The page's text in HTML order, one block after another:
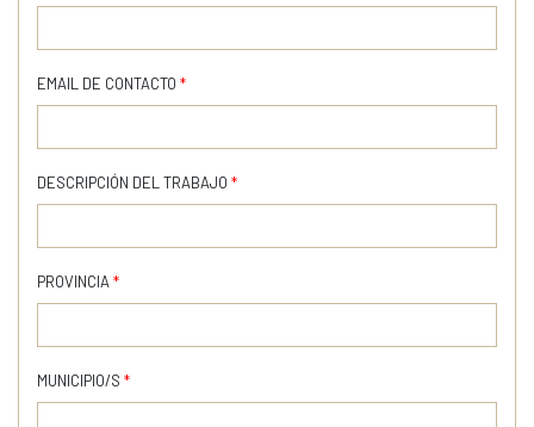
EMAIL DE CONTACTO *
DESCRIPCIÓN DEL TRABAJO *
PROVINCIA *
MUNICIPIO/S *